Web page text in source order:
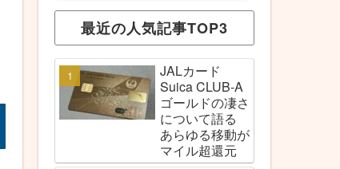
最近の人気記事TOP3
JALカード
Suica CLUB-A
ゴールドの凄さ
について語る
あらゆる移動が
マイル超還元